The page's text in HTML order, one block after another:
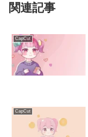
関連記事
CapCut
CapCut